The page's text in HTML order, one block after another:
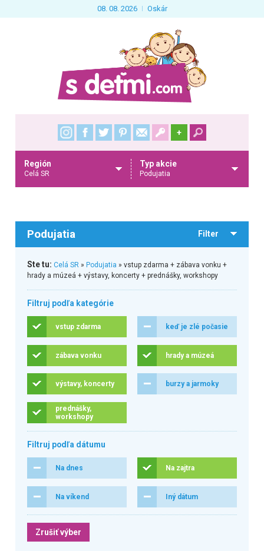
08. 08. 2026 Oskár
+
Región
Celá SR
Typ akcie
Podujatia
Podujatia Filter
Ste tu: Celá SR» Podujatia » vstup zdarma + zábava vonku +
hrady a múzeá + výstavy, koncerty + prednášky, workshopy
Filtruj podľa kategórie
vstup zdarma keď je zlé počasie
zábava vonku hrady a múzeá
výstavy, koncerty burzy a jarmoky
prednášky,
workshopy
Filtruj podľa dátumu
Na dnes Na zajtra
Na víkend Iný dátum
Zrušiť výber